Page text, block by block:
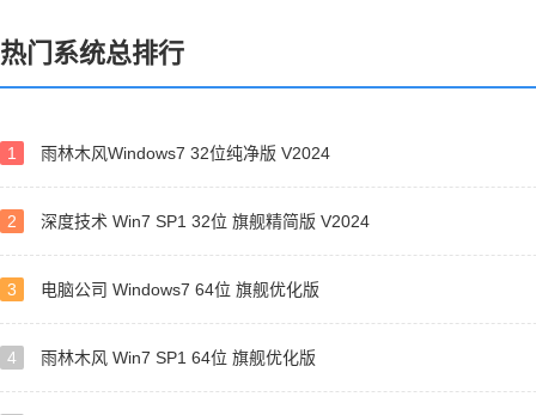
热门系统总排行
1 雨林木风Windows7 32位纯净版 V2024
2 深度技术 Win7 SP1 32位 旗舰精简版 V2024
3 电脑公司 Windows7 64位 旗舰优化版
4 雨林木风 Win7 SP1 64位 旗舰优化版